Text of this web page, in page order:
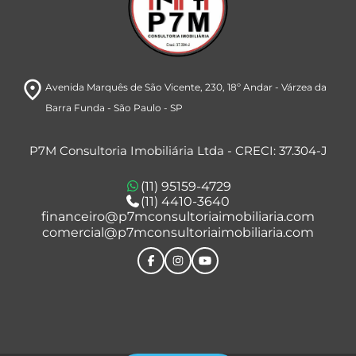
room Avenida Marquês de São Vicente, 230, 18º Andar- Várzea da
Barra Funda - São Paulo - SP
P7M Consultoria Imobiliária Ltda - CRECI: 37.304-J
(11) 95159-4729
(11) 4410-3640
financeiro@p7mconsultoriaimobiliaria.com
comercial@p7mconsultoriaimobiliaria.com